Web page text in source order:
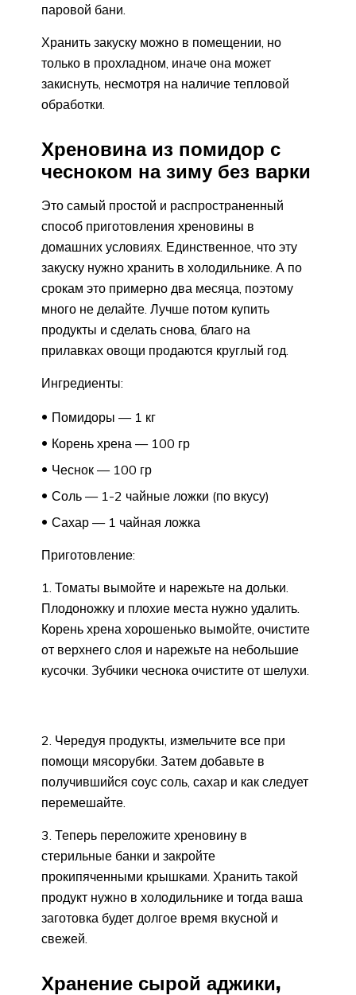
паровой бани.
Хранить закуску можно в помещении, но
только в прохладном, иначе она может
закиснуть, несмотря на наличие тепловой
обработки.
Хреновина из помидор с
чесноком на зиму без варки
Это самый простой и распространенный
способ приготовления хреновины в
домашних условиях. Единственное, что эту
закуску нужно хранить в холодильнике. А по
срокам это примерно два месяца, поэтому
много не делайте. Лучше потом купить
продукты и сделать снова, благо на
прилавках овощи продаются круглый год.
Ингредиенты:
Помидоры — 1 кг
Корень хрена — 100 гр
Чеснок — 100 гр
Соль — 1-2 чайные ложки (по вкусу)
Сахар — 1 чайная ложка
Приготовление:
1. Томаты вымойте и нарежьте на дольки.
Плодоножку и плохие места нужно удалить.
Корень хрена хорошенько вымойте, очистите
от верхнего слоя и нарежьте на небольшие
кусочки. Зубчики чеснока очистите от шелухи.
2. Чередуя продукты, измельчите все при
помощи мясорубки. Затем добавьте в
получившийся соус соль, сахар и как следует
перемешайте.
3. Теперь переложите хреновину в
стерильные банки и закройте
прокипяченными крышками. Хранить такой
продукт нужно в холодильнике и тогда ваша
заготовка будет долгое время вкусной и
свежей.
Хранение сырой аджики,